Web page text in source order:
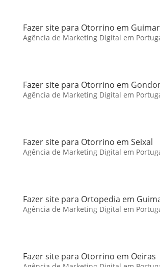
Fazer site para Otorrino em
Agência de Marketing Digital em
Fazer site para Otorrino em
Agência de Marketing Digital em
Fazer site para Otorrino em Seixal
Agência de Marketing Digital em
Fazer site para Ortopedia em
Agência de Marketing Digital em
Fazer site para Otorrino em Oeiras